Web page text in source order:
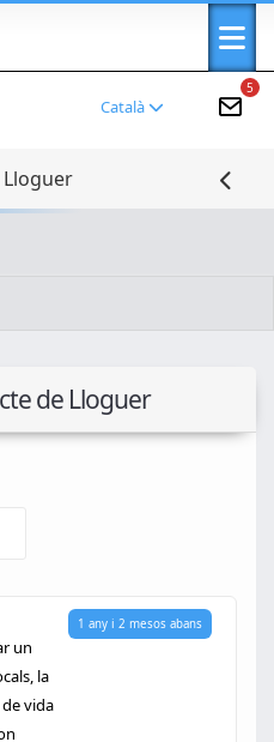
5
Català
de Lloguer
1 any i 2 mesos abans
un
la
vida